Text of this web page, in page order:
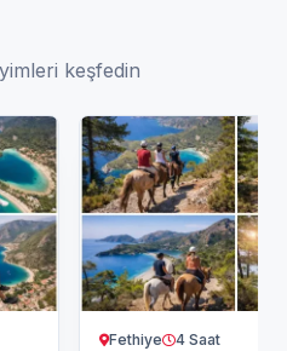
keşfedin
Fethiye 4 Saat